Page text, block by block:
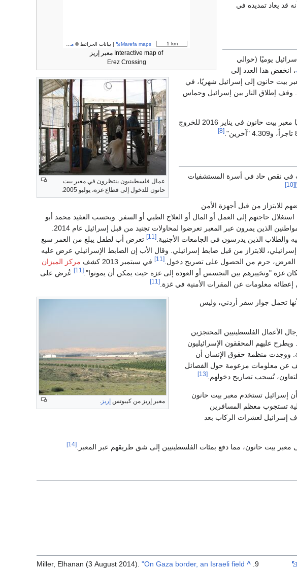
1 km
Marefa maps | بيانات الخرائط © مساهمو OpenStreetMap
Interactive map of معبر إريز
Erez Crossing
أنه قد يعاد تمديده في
عمال فلسطينيون ينتظرون في معبر بيت
حانون للدخول إلى قطاع غزة، يوليو 2005.
السفر إلى إسرائيل يوميًا (حوالي
، انخفض هذا العدد إلى
شخص يعبرون معبر بيت حانون إلى إسرائيل شهريًا، في
، انخفض العدد إلى 2.175 عام 2008. وقف إطلاق النار بين إسرائيل وحماس
وبحسب منظمة مسلك الإسرائيلية لحقوق الإنسان، استخدم 15.388 فلسطينيًا معبر بيت حانون في يناير 2016 للخروج
[8]
في نقص حاد في أسرة المستشفيات
[10]
للابتزاز من قبل أجهزة الأمن
حاجتهم إلى العمل أو المال أو العلاج الطبي أو السفر. وبحسب العقيد محمد أبو
هربيد، أخصائي أمن المعلومات في وزارة الداخلية بغزة، فإن 70-80% من المواطنين الذين يمرون عبر المعبر تعرضوا لمحاولات تجنيد من قبل إسرائيل عام 2014.
والطلاب الذين يدرسون في الجامعات الأجنبية.[11]
تعرض أب لطفل يبلغ من العمر سبع
للابتزاز من قبل ضابط إسرائيلي. وقال الأب إن الضابط الإسرائيلي عرض عليه
العرض، حرم من الحصول على تصريح دخول.[11] في سبتمبر 2013 كشف
مركز الميزان
غزة "وتخييرهم بين التجسس أو العودة إلى غزة حيث يمكن أن يموتوا".[11]
عُرض على
إعطائه معلومات عن المقرات الأمنية في غزة.[11]
معبر إريز من كيبوتس إريز .
تحمل جواز سفر أردني، وليس
الأعمال الفلسطينيين المحتجزين
ويطرح عليهم المحققون الإسرائيليون
ووجدت منظمة حقوق الإنسان أن
عن معلومات مزعومة حول الفصائل
تُسحب تصاريح دخولهم.[13]
"مركز إعلام حقوق الإنسان والديمقراطية" (شمس) في يناير 2016، أن إسرائيل تستخدم معبر بيت حانون
تستجوب معظم المسافرين
إسرائيل لعشرات الركاب بعد
معبر بيت حانون، مما دفع بمئات الفلسطينيين إلى شق طريقهم عبر المعبر.[14]
^
Miller, Elhanan (3 August 2014)."On Gaza border, an Israeli field